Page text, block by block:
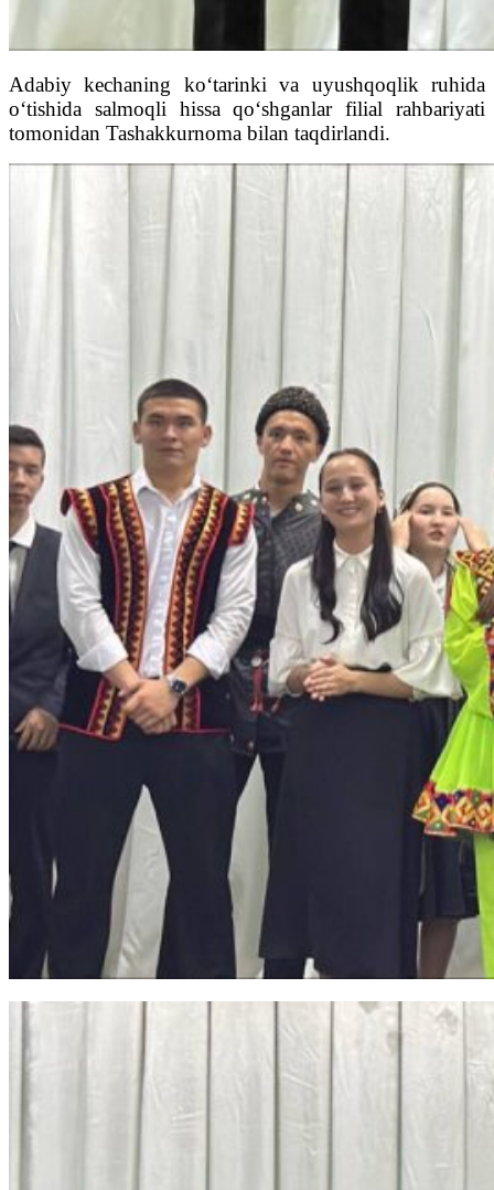
Adabiy kechaning ko‘tarinki va uyushqoqlik ruhida
o‘tishida salmoqli hissa qo‘shganlar filial rahbariyati
tomonidan Tashakkurnoma bilan taqdirlandi.